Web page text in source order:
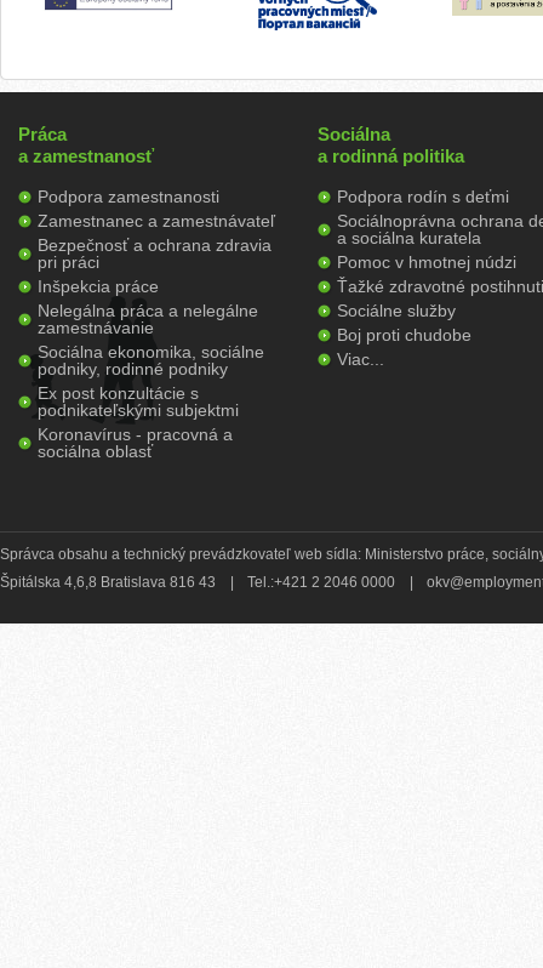
Práca
a zamestnanosť
Podpora zamestnanosti
Zamestnanec a zamestnávateľ
Bezpečnosť a ochrana zdravia
pri práci
Inšpekcia práce
Nelegálna práca a nelegálne
zamestnávanie
Sociálna ekonomika, sociálne
podniky, rodinné podniky
Ex post konzultácie s
podnikateľskými subjektmi
Koronavírus - pracovná a
sociálna oblasť
Sociálna
a rodinná politika
Podpora rodín s deťmi
Sociálnoprávna ochrana
a sociálna kuratela
Pomoc v hmotnej núdzi
Ťažké zdravotné
Sociálne služby
Boj proti chudobe
Viac...
Správca obsahu a technický prevádzkovateľ web sídla: Ministerstvo práce,
Špitálska 4,6,8 Bratislava 816 43
Tel.:+421 2 2046 0000